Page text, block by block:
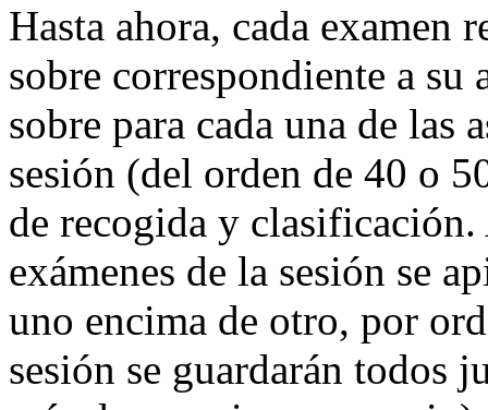
Hasta ahora, cada examen
sobre correspondiente a su
sobre para cada una de las
sesión (del orden de 40 o
de recogida y
exámenes de la sesión se
uno encima de otro, por
sesión se guardarán todos